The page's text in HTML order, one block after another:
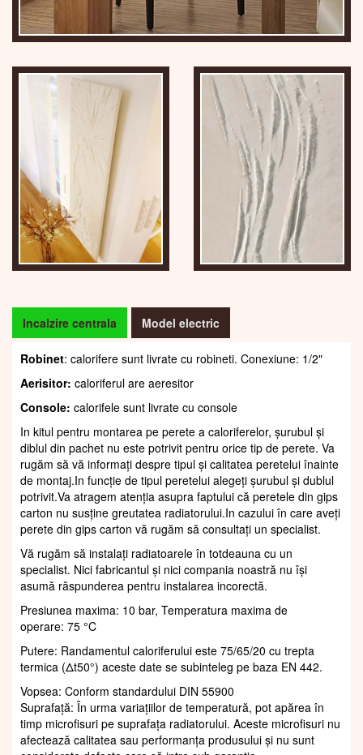
Incalzire centrala Model electric
Robinet: calorifere sunt livrate cu robineti. Conexiune: 1/2"
Aerisitor: caloriferul are aeresitor
Console: calorifele sunt livrate cu console
In kitul pentru montarea pe perete a caloriferelor, șurubul și
diblul din pachet nu este potrivit pentru orice tip de perete. Va
rugăm să vă informați despre tipul și calitatea peretelui înainte
de montaj.In funcție de tipul peretelui alegeți șurubul și dublul
potrivit.Va atragem atenția asupra faptului că peretele din gips
carton nu susține greutatea radiatorului.In cazului în care aveți
perete din gips carton vă rugăm să consultați un specialist.
Vă rugăm să instalați radiatoarele în totdeauna cu un
specialist. Nici fabricantul și nici compania noastră nu își
asumă răspunderea pentru instalarea incorectă.
Presiunea maxima: 10 bar, Temperatura maxima de
operare: 75 °C
Putere: Randamentul caloriferului este 75/65/20 cu trepta
termica (Δt50°) aceste date se subinteleg pe baza EN 442.
Vopsea: Conform standardului DIN 55900
Suprafaţă: În urma variațiilor de temperatură, pot apărea în
timp microfisuri pe suprafața radiatorului. Aceste microfisuri nu
afectează calitatea sau performanța produsului și nu sunt